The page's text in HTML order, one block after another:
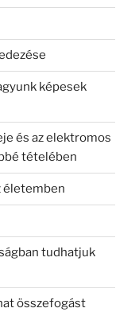
képesek
és az elektromos
tételében
életemben
tudhatjuk
összefogást